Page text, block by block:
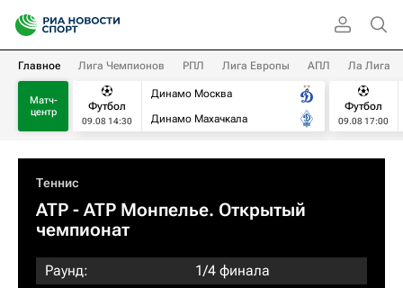
Главное Лига Чемпионов РПЛ Лига Европы АПЛ Ла Лига
Матч-
центр
Футбол
09.08 14:30
Динамо Москва
Динамо Махачкала
Футбол
09.08 17:00
Теннис
ATP - ATP Монпелье. Открытый
чемпионат
Раунд:
1/4 финала